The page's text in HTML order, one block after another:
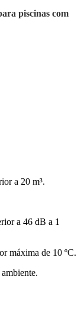
piscinas com
a 20 m³.
a 46 dB a 1
máxima de 10 ºC.